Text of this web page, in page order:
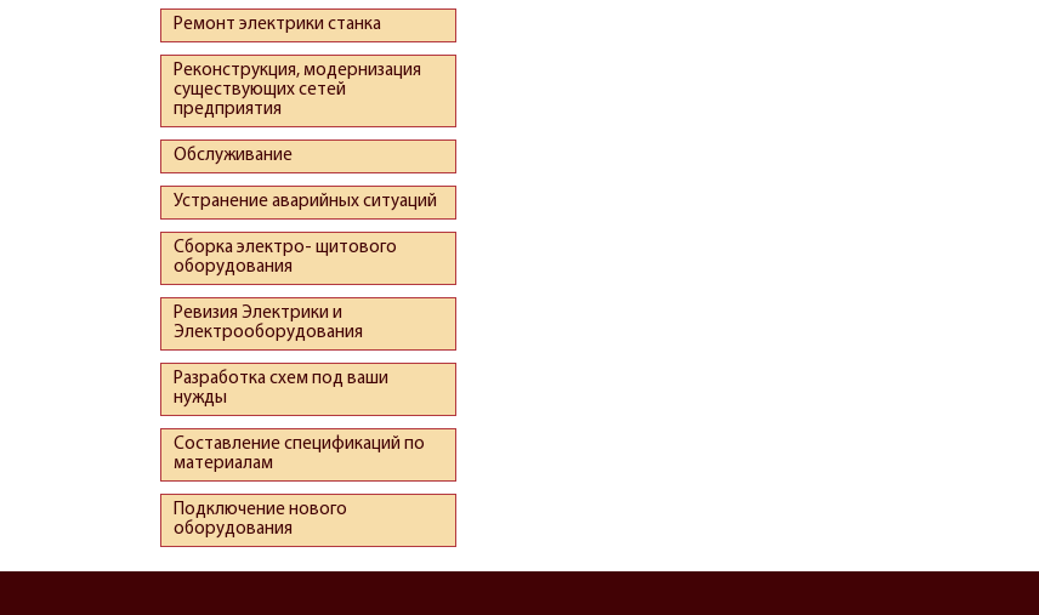
Ремонт электрики станка
Реконструкция, модернизация
существующих сетей
предприятия
Обслуживание
Устранение аварийных ситуаций
Сборка электро- щитового
оборудования
Ревизия Электрики и
Электрооборудования
Разработка схем под ваши
нужды
Составление спецификаций по
материалам
Подключение нового
оборудования